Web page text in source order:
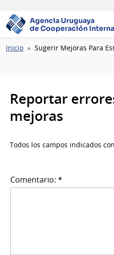
Agencia Uruguaya
de Cooperación
Ruta
Inicio Sugerir Mejoras Para
Reportar
mejoras
Todos los campos indicados
Comentario: *